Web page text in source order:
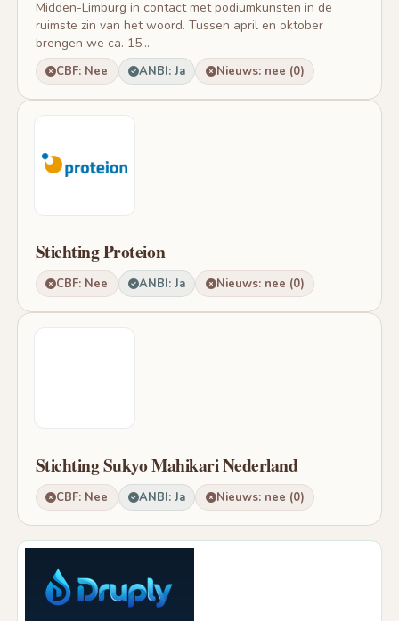
Midden-Limburg in contact met podiumkunsten in de
ruimste zin van het woord. Tussen april en oktober
brengen we ca. 15...
CBF: Nee ANBI: Ja Nieuws: nee (0)
Stichting Proteion
CBF: Nee ANBI: Ja Nieuws: nee (0)
Stichting Sukyo Mahikari Nederland
CBF: Nee ANBI: Ja Nieuws: nee (0)